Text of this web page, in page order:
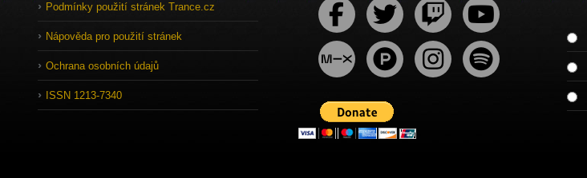
Podmínky použití stránek Trance.cz
Nápověda pro použití stránek
Ochrana osobních údajů
ISSN 1213-7340